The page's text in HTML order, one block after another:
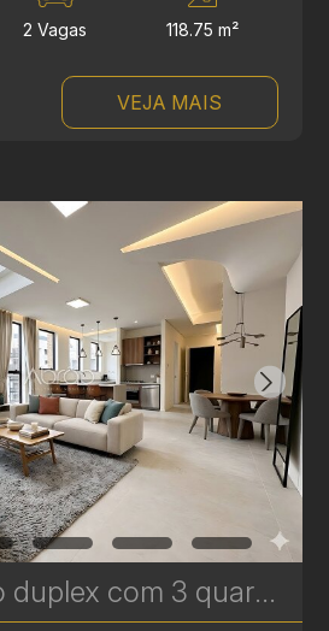
2 Vagas 118.75 m²
VEJA MAIS
Apartamento duplex com 3 quartos à venda no Bigorrilho – 134m² – Brooklyn | Ref 622